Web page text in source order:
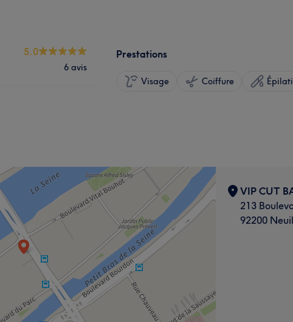
5.0
6 avis
Prestations
Visage Coiffure
VIP CUT
213
92200